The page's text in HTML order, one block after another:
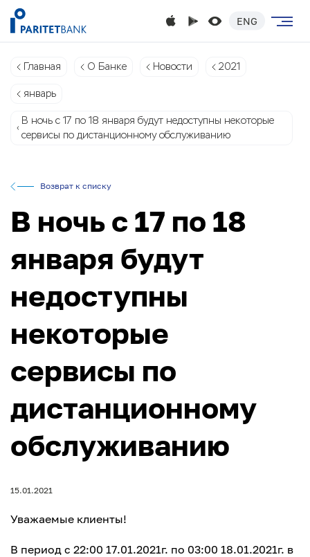
ENG
Главная О Банке Новости 2021
январь
В ночь с 17 по 18 января будут недоступны некоторые
сервисы по дистанционному обслуживанию
Возврат к списку
В ночь с 17 по 18
января будут
недоступны
некоторые
сервисы по
дистанционному
обслуживанию
15.01.2021
Уважаемые клиенты!
В период с 22:00 17.01.2021г. по 03:00 18.01.2021г. в